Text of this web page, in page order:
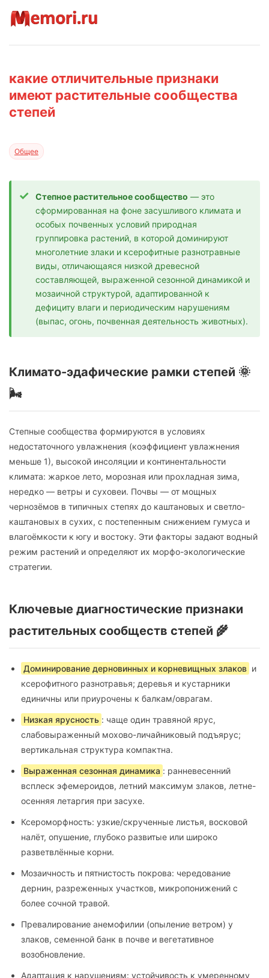
какие отличительные признаки
имеют растительные сообщества
степей
Общее
Степное растительное сообщество — это
сформированная на фоне засушливого климата и
особых почвенных условий природная
группировка растений, в которой доминируют
многолетние злаки и ксерофитные разнотравные
виды, отличающаяся низкой древесной
составляющей, выраженной сезонной динамикой и
мозаичной структурой, адаптированной к
дефициту влаги и периодическим нарушениям
(выпас, огонь, почвенная деятельность животных).
Климато-эдафические рамки степей 🌞
🌬️
Степные сообщества формируются в условиях
недостаточного увлажнения (коэффициент увлажнения
меньше 1), высокой инсоляции и континентальности
климата: жаркое лето, морозная или прохладная зима,
нередко — ветры и суховеи. Почвы — от мощных
чернозёмов в типичных степях до каштановых и светло-
каштановых в сухих, с постепенным снижением гумуса и
влагоёмкости к югу и востоку. Эти факторы задают водный
режим растений и определяют их морфо-экологические
стратегии.
Ключевые диагностические признаки
растительных сообществ степей 🌾
Доминирование дерновинных и корневищных злаков и
ксерофитного разнотравья; деревья и кустарники
единичны или приурочены к балкам/оврагам.
Низкая ярусность : чаще один травяной ярус,
слабовыраженный мохово-личайниковый подъярус;
вертикальная структура компактна.
Выраженная сезонная динамика : ранневесенний
всплеск эфемероидов, летний максимум злаков, летне-
осенняя летаргия при засухе.
Ксероморфность: узкие/скрученные листья, восковой
налёт, опушение, глубоко развитые или широко
разветвлённые корни.
Мозаичность и пятнистость покрова: чередование
дернин, разреженных участков, микропонижений с
более сочной травой.
Превалирование анемофилии (опыление ветром) у
злаков, семенной банк в почве и вегетативное
возобновление.
Адаптация к нарушениям: устойчивость к умеренному